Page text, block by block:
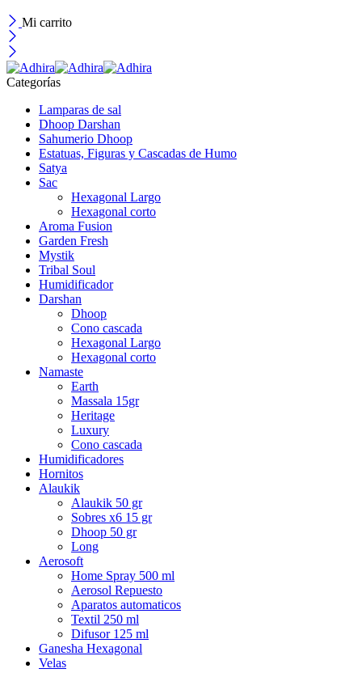
Mi carrito
Categorías
Lamparas de sal
Dhoop Darshan
Sahumerio Dhoop
Estatuas, Figuras y Cascadas de Humo
Satya
Sac
Hexagonal Largo
Hexagonal corto
Aroma Fusion
Garden Fresh
Mystik
Tribal Soul
Humidificador
Darshan
Dhoop
Cono cascada
Hexagonal Largo
Hexagonal corto
Namaste
Earth
Massala 15gr
Heritage
Luxury
Cono cascada
Humidificadores
Hornitos
Alaukik
Alaukik 50 gr
Sobres x6 15 gr
Dhoop 50 gr
Long
Aerosoft
Home Spray 500 ml
Aerosol Repuesto
Aparatos automaticos
Textil 250 ml
Difusor 125 ml
Ganesha Hexagonal
Velas